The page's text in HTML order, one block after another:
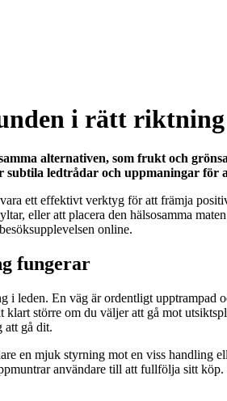
i rätt riktning
alternativen, som frukt och
ledtrådar och uppmaningar
ett effektivt verktyg för att främja
eller att placera den hälsosamma
online.
fungerar
i leden. En väg är ordentligt
större om du väljer att gå mot
att gå dit.
en mjuk styrning mot en viss handling
användare till att fullfölja sitt